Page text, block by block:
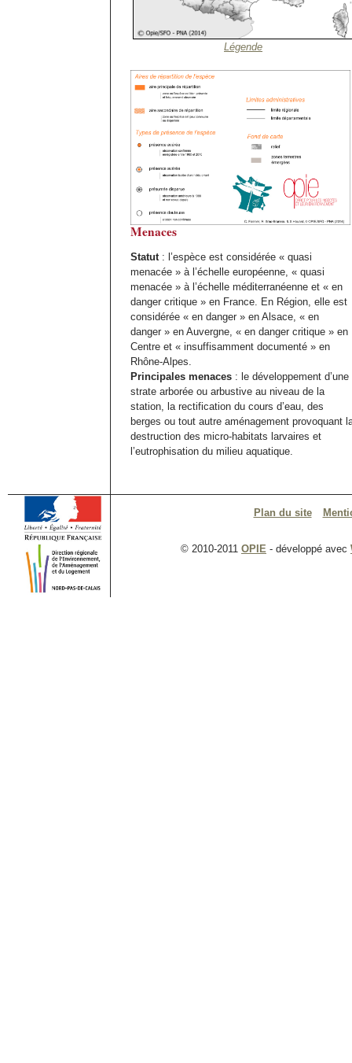
Légende
Menaces
Statut: l’espèce est considérée « quasi
menacée » à l’échelle européenne, « quasi
menacée » à l’échelle méditerranéenne et « en
danger critique » en France. En Région, elle est
considérée « en danger » en Alsace, « en
danger » en Auvergne, « en danger critique » en
Centre et « insuffisamment documenté » en
Rhône-Alpes.
Principales menaces : le développement d’une
strate arborée ou arbustive au niveau de la
station, la rectification du cours d’eau, des
berges ou tout autre aménagement provoquant
destruction des micro-habitats larvaires et
l’eutrophisation du milieu aquatique.
Plan du site
© 2010-2011 OPIE - développé avec